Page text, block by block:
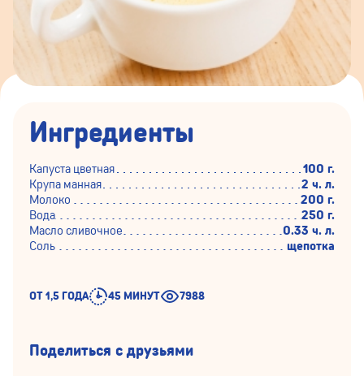
Ингредиенты
Капуста цветная
100 г.
Крупа манная
2 ч. л.
Молоко
200 г.
Вода
250 г.
Масло сливочное
0.33 ч. л.
Соль
щепотка
ОТ 1,5 ГОДА 45 МИНУТ 7988
Поделиться с друзьями